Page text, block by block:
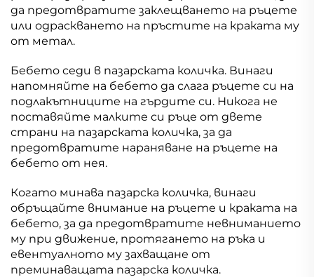
да предотвратите заклещването на ръцете
или одраскването на пръстите на краката му
от метал.
Бебето седи в пазарската количка. Винаги
напомняйте на бебето да слага ръцете си на
подлакътниците на гърдите си. Никога не
поставяйте малките си ръце от двете
страни на пазарската количка, за да
предотвратите нараняване на ръцете на
бебето от нея.
Когато минава пазарска количка, винаги
обръщайте внимание на ръцете и краката на
бебето, за да предотвратите невниманието
му при движение, протягането на ръка и
евентуалното му захващане от
преминаващата пазарска количка.